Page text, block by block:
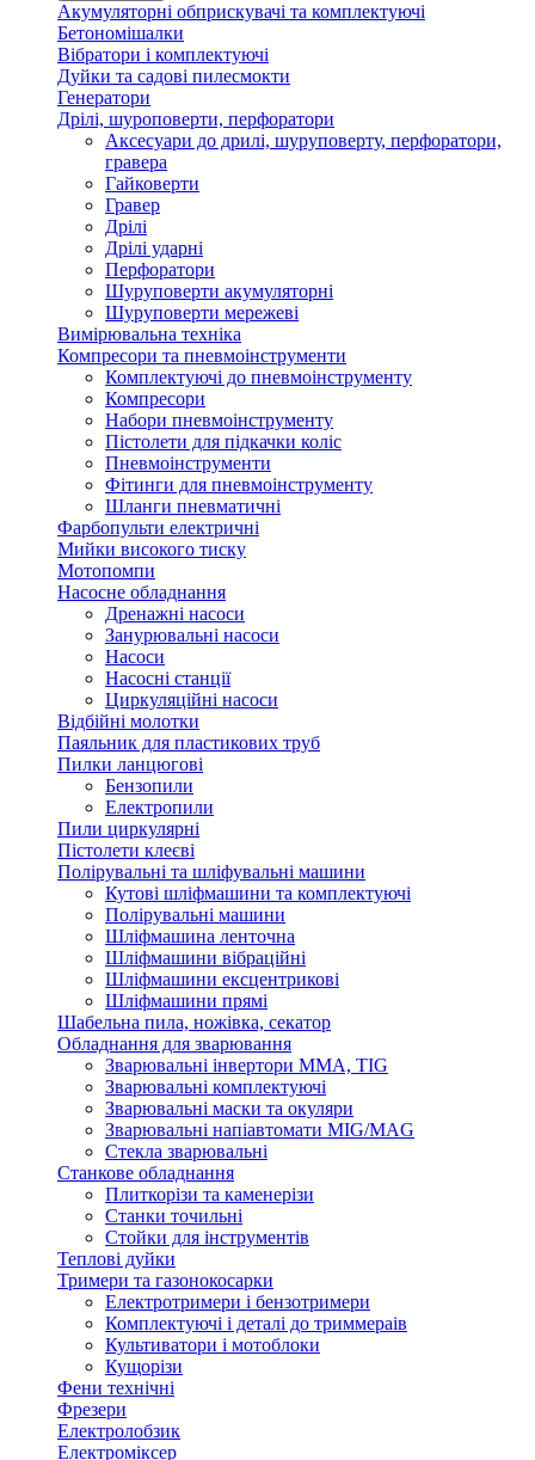
Акумуляторні обприскувачі та комплектуючі
Бетономішалки
Вібратори і комплектуючі
Дуйки та садові пилесмокти
Генератори
Дрілі, шуроповерти, перфоратори
Аксесуари до дрилі, шуруповерту, перфоратори,
гравера
Гайковерти
Гравер
Дрілі
Дрілі ударні
Перфоратори
Шуруповерти акумуляторні
Шуруповерти мережеві
Вимірювальна техніка
Компресори та пневмоінструменти
Комплектуючі до пневмоінструменту
Компресори
Набори пневмоінструменту
Пістолети для підкачки коліс
Пневмоінструменти
Фітинги для пневмоінструменту
Шланги пневматичні
Фарбопульти електричні
Мийки високого тиску
Мотопомпи
Насосне обладнання
Дренажні насоси
Занурювальні насоси
Насоси
Насосні станції
Циркуляційні насоси
Відбійні молотки
Паяльник для пластикових труб
Пилки ланцюгові
Бензопили
Електропили
Пили циркулярні
Пістолети клеєві
Полірувальні та шліфувальні машини
Кутові шліфмашини та комплектуючі
Полірувальні машини
Шліфмашина ленточна
Шліфмашини вібраційні
Шліфмашини ексцентрикові
Шліфмашини прямі
Шабельна пила, ножівка, секатор
Обладнання для зварювання
Зварювальні інвертори ММА, TIG
Зварювальні комплектуючі
Зварювальні маски та окуляри
Зварювальні напіавтомати MIG/MAG
Стекла зварювальні
Станкове обладнання
Плиткорізи та каменерізи
Станки точильні
Стойки для інструментів
Теплові дуйки
Тримери та газонокосарки
Електротримери і бензотримери
Комплектуючі і деталі до триммераів
Культиватори і мотоблоки
Кущорізи
Фени технічні
Фрезери
Електролобзик
Електроміксер